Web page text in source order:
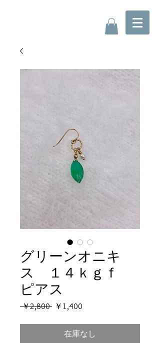
グリーンオニキ
ス １４ｋｇｆ
ピアス
￥2,800 通
価
￥1,400
ル
価
在庫なし